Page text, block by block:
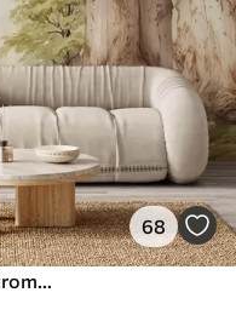
68
Lesná cesta medzi majestátnymi stromami v akvarelovom štýle